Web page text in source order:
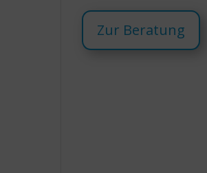
Zur Beratung